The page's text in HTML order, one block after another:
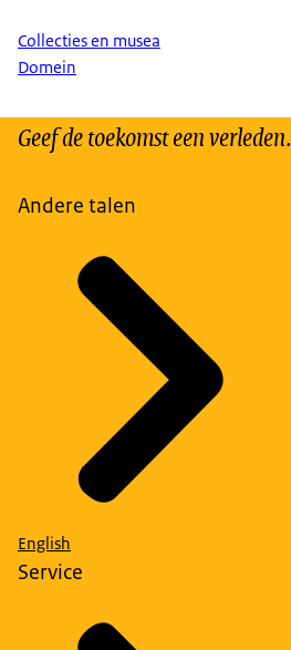
Collecties en musea
Domein
Geef de toekomst een verleden.
Andere talen
English
Service